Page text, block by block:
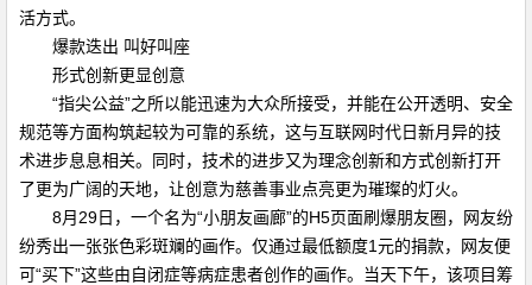
活方式。
爆款迭出 叫好叫座
形式创新更显创意
“指尖公益”之所以能迅速为大众所接受，并能在公开透明、安全
规范等方面构筑起较为可靠的系统，这与互联网时代日新月异的技
术进步息息相关。同时，技术的进步又为理念创新和方式创新打开
了更为广阔的天地，让创意为慈善事业点亮更为璀璨的灯火。
8月29日，一个名为“小朋友画廊”的H5页面刷爆朋友圈，网友纷
纷秀出一张张色彩斑斓的画作。仅通过最低额度1元的捐款，网友便
可“买下”这些由自闭症等病症患者创作的画作。当天下午，该项目筹